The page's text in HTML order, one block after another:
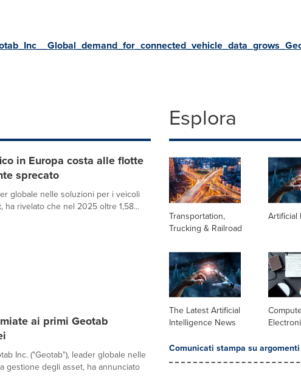
in Europa costa alle flotte
sprecato
globale nelle soluzioni per i veicoli
rivelato che nel 2025 oltre 1,58...
ai primi Geotab
Inc. ("Geotab"), leader globale nelle
gestione degli asset, ha annunciato
Esplora
Transportation,
Trucking & Railroad
Artificial
The Latest Artificial
Intelligence News
Comunicati stampa su